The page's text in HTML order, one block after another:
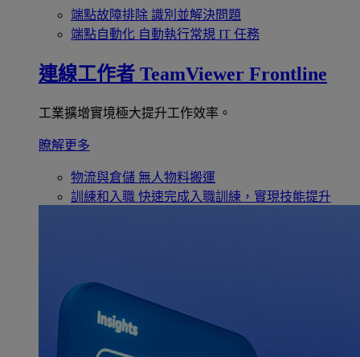
端點故障排除 識別並解決問題
端點自動化 自動執行常規 IT 任務
連線工作者 TeamViewer Frontline
工業擴增實境極大提升工作效率。
瞭解更多
物流與倉儲 無人物料搬運
訓練和入職 快速完成入職訓練，實現技能提升